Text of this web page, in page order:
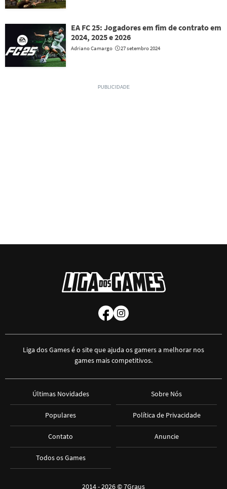
EA FC 25: Jogadores em fim de contrato em
2024, 2025 e 2026
Adriano Camargo 27 setembro 2024
Liga dos Games é o site que ajuda os gamers a melhorar nos
games mais competitivos.
Últimas Novidades
Populares
Contato
Todos os Games
Sobre Nós
Política de Privacidade
Anuncie
2014 - 2026 ©7Graus